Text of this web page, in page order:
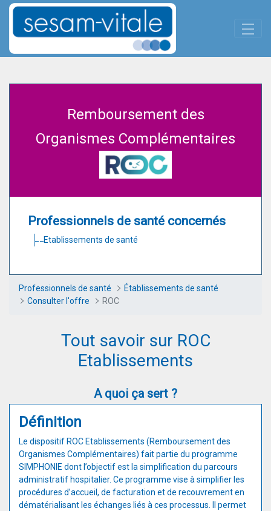
Saut au contenu principal
ROC
Remboursement des
Organismes Complémentaires
Professionnels de santé concernés
Etablissements de santé
Professionnels de santé
Établissements de santé
Consulter l'offre
ROC
Tout savoir sur ROC
Etablissements
A quoi ça sert ?
Définition
Le dispositif ROC Etablissements (Remboursement des
Organismes Complémentaires) fait partie du programme
SIMPHONIE dont l’objectif est la simplification du parcours
administratif hospitalier. Ce programme vise à simplifier les
procédures d’accueil, de facturation et de recouvrement en
dématérialisant les échanges liés à ces processus. Il permet
Panneau de gestion des cookies